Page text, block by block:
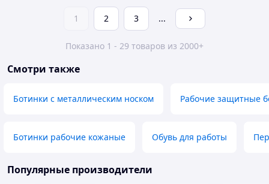
1 2 3 ...
Показано 1 - 29 товаров из 2000+
Смотри также
Ботинки с металлическим носком Рабочие защитные
Ботинки рабочие кожаные Обувь для работы
Популярные производители